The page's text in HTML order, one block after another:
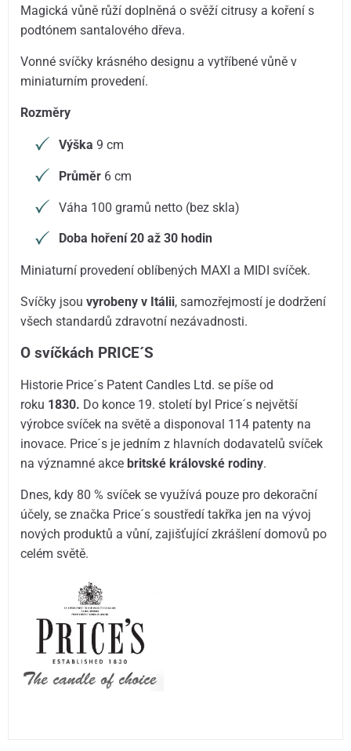
Magická vůně růží doplněná o svěží citrusy a koření s
podtónem santalového dřeva.
Vonné svíčky krásného designu a vytříbené vůně v
miniaturním provedení.
Rozměry
Výška 9 cm
Průměr 6 cm
Váha 100 gramů netto (bez skla)
Doba hoření 20 až 30 hodin
Miniaturní provedení oblíbených MAXI a MIDI svíček.
Svíčky jsouvyrobeny v Itálii, samozřejmostí je dodržení
všech standardů zdravotní nezávadnosti.
O svíčkách PRICE´S
Historie Price´s Patent Candles Ltd. se píše od
roku 1830. Do konce 19. století byl Price´s největší
výrobce svíček na světě a disponoval 114 patenty na
inovace. Price´s je jedním z hlavních dodavatelů svíček
na významné akce britské královské rodiny.
Dnes, kdy 80 % svíček se využívá pouze pro dekorační
účely, se značka Price´s soustředí takřka jen na vývoj
nových produktů a vůní, zajišťující zkrášlení domovů po
celém světě.